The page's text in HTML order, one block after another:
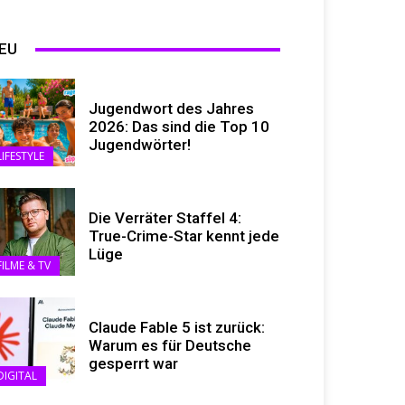
Jugendwort des Jahres
2026: Das sind die Top 10
Jugendwörter!
& TV
Die Verräter Staffel 4:
True-Crime-Star kennt jede
Lüge
Claude Fable 5 ist zurück:
Warum es für Deutsche
gesperrt war